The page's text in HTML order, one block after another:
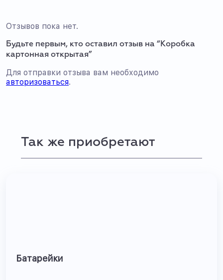
Отзывов пока нет.
Будьте первым, кто оставил отзыв на “Коробка
картонная открытая”
Для отправки отзыва вам необходимо
авторизоваться.
Так же приобретают
Батарейки